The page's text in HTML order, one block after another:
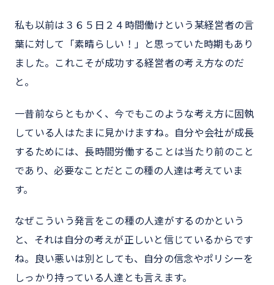
私も以前は３６５日２４時間働けという某経営者の言
葉に対して「素晴らしい！」と思っていた時期もあり
ました。これこそが成功する経営者の考え方なのだ
と。
一昔前ならともかく、今でもこのような考え方に固執
している人はたまに見かけますね。自分や会社が成長
するためには、長時間労働することは当たり前のこと
であり、必要なことだとこの種の人達は考えていま
す。
なぜこういう発言をこの種の人達がするのかという
と、それは自分の考えが正しいと信じているからです
ね。良い悪いは別としても、自分の信念やポリシーを
しっかり持っている人達とも言えます。